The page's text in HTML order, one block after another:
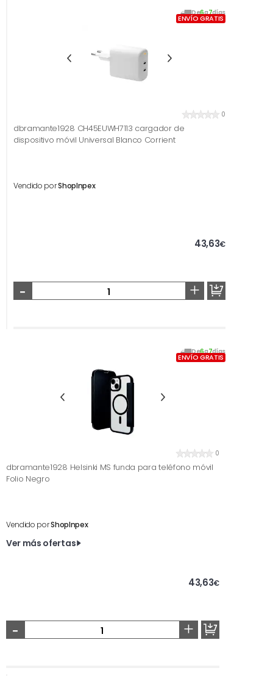
De6a7días
ENVÍO GRATIS
0
dbramante1928 CH45EUWH7113 cargador de
dispositivo móvil Universal Blanco Corrient
Vendido porShopInpex
43,63€
- +
De6a7días
ENVÍO GRATIS
0
dbramante1928 Helsinki MS funda para teléfono móvil
Folio Negro
Vendido porShopInpex
Ver más ofertas
43,63€
- +